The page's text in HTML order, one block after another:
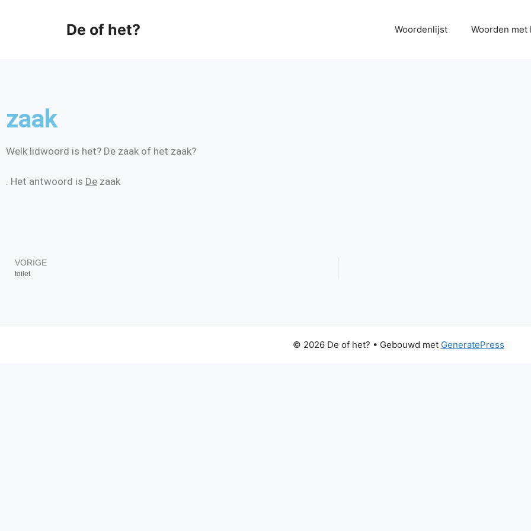
De of het? Woordenlijst Woorden
zaak
Welk lidwoord is het? De zaak of het zaak?
. Het antwoord is De zaak
VORIGE
toilet
© 2026 De of het? • Gebouwd met GeneratePress